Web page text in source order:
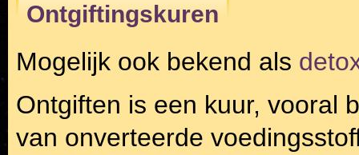
Ontgiftingskuren
Mogelijk ook bekend als
Ontgiften is een kuur, vooral
van onverteerde